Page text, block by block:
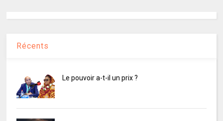
Récents
Le pouvoir a-t-il un prix ?